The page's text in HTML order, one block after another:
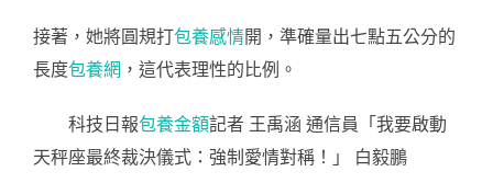
接著，她將圓規打包養感情開，準確量出七點五公分的
長度包養網 ，這代表理性的比例。
科技日報包養金額記者 王禹涵 通信員「我要啟動
天秤座最終裁決儀式：強制愛情對稱！」 白毅鵬